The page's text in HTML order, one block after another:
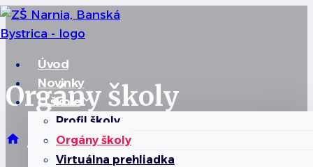
Skip
to
Úvod
Novinky
O škole
Profil školy
Orgány školy
Virtuálna prehliadka
Orgány školy
/ O škole / Orgány školy